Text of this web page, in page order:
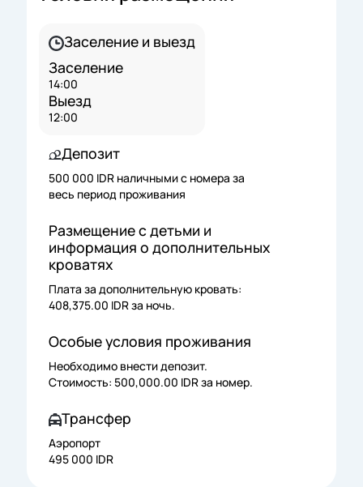
Заселение и выезд
Заселение
14:00
Выезд
12:00
Депозит
500 000 IDR наличными с номера за
весь период проживания
Размещение с детьми и
информация о дополнительных
кроватях
Плата за дополнительную кровать:
408,375.00 IDR за ночь.
Особые условия проживания
Необходимо внести депозит.
Стоимость: 500,000.00 IDR за номер.
Трансфер
Аэропорт
495 000 IDR